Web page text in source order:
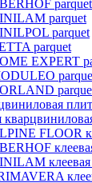
parquet
parquet
parquet
parquet
EXPERT
FLOOR
клеевая